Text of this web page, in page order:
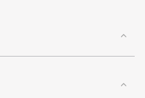
архитектурой.
отеля находятся
любителей активного